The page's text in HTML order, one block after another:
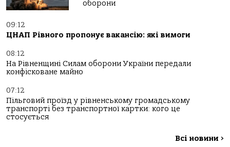
оборони
09:12
ЦНАП Рівного пропонує вакансію: які вимоги
08:12
На Рівненщині Силам оборони України передали
конфісковане майно
07:12
Пільговий проїзд у рівненському громадському
транспорті без транспортної картки: кого це
стосується
Всі новини >